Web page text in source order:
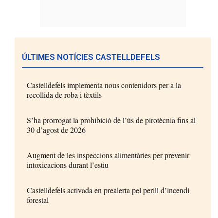
ÚLTIMES NOTÍCIES CASTELLDEFELS
Castelldefels implementa nous contenidors per a la
recollida de roba i tèxtils
S’ha prorrogat la prohibició de l’ús de pirotècnia fins al
30 d’agost de 2026
Augment de les inspeccions alimentàries per prevenir
intoxicacions durant l’estiu
Castelldefels activada en prealerta pel perill d’incendi
forestal